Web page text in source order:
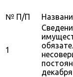
№ П/П
1